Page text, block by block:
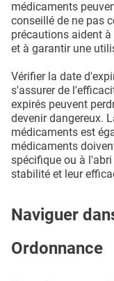
médicaments
conseillé de ne pas
précautions aident
et à garantir une
Vérifier la date
s'assurer de
expirés peuvent
devenir dangereux.
médicaments est
médicaments
spécifique ou à
stabilité et leur
Naviguer
Ordonnance